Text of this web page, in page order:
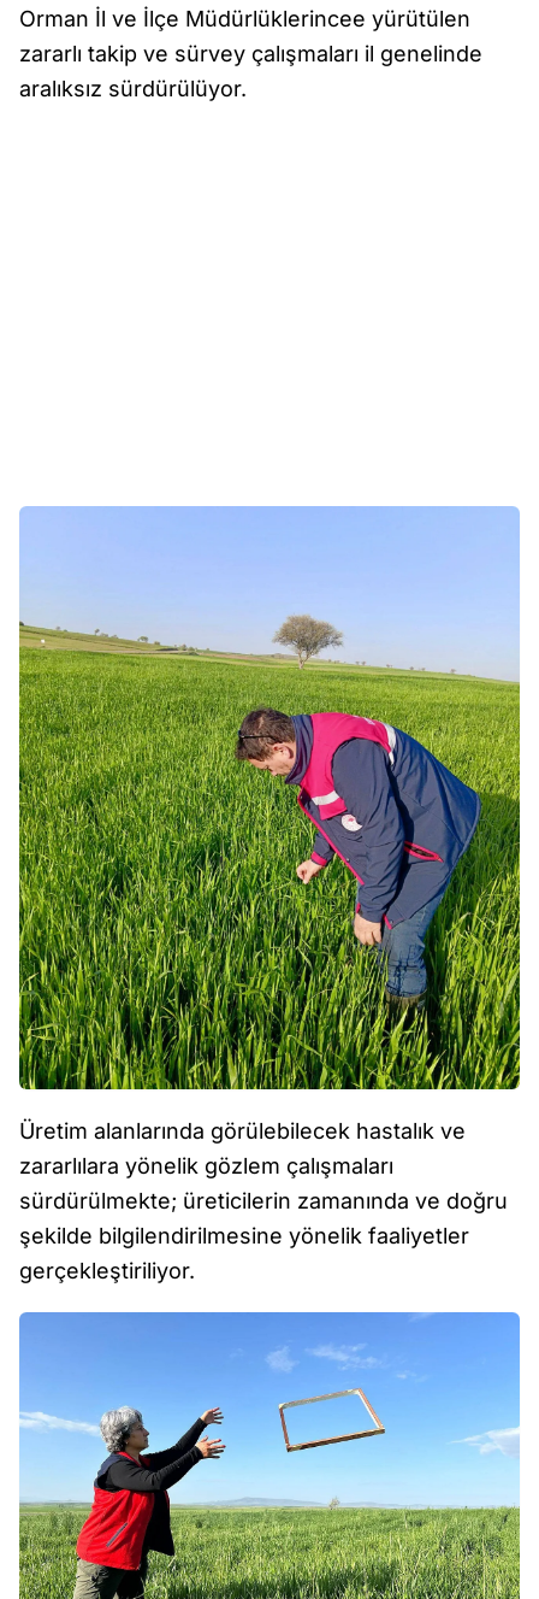
Orman İl ve İlçe Müdürlüklerincee yürütülen
zararlı takip ve sürvey çalışmaları il genelinde
aralıksız sürdürülüyor.
Üretim alanlarında görülebilecek hastalık ve
zararlılara yönelik gözlem çalışmaları
sürdürülmekte; üreticilerin zamanında ve doğru
şekilde bilgilendirilmesine yönelik faaliyetler
gerçekleştiriliyor.